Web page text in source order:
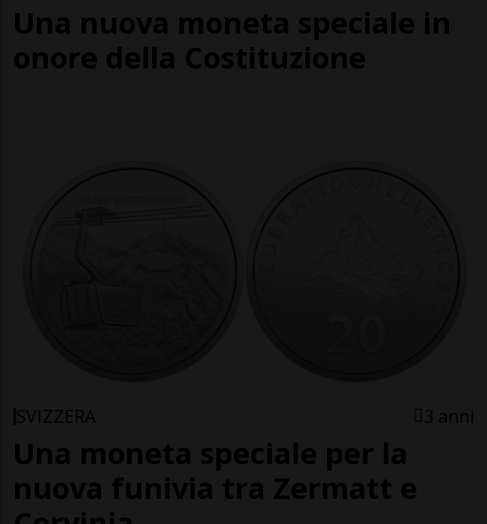
Una nuova moneta speciale in
onore della Costituzione
SVIZZERA 3 anni
Una moneta speciale per la
nuova funivia tra Zermatt e